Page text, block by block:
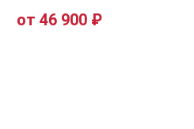
от 46 900 ₽